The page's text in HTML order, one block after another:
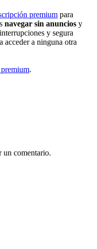
premium para
navegar sin anuncios y
y segura
acceder a ninguna otra
.
un comentario.